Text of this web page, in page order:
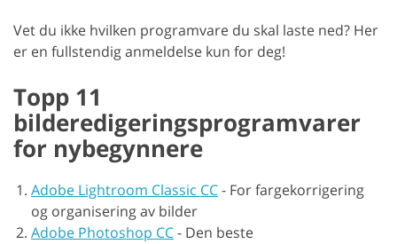
Vet du ikke hvilken programvare du skal laste ned? Her
er en fullstendig anmeldelse kun for deg!
Topp 11
bilderedigeringsprogramvarer
for nybegynnere
Adobe Lightroom Classic CC- For fargekorrigering
og organisering av bilder
Adobe Photoshop CC- Den beste